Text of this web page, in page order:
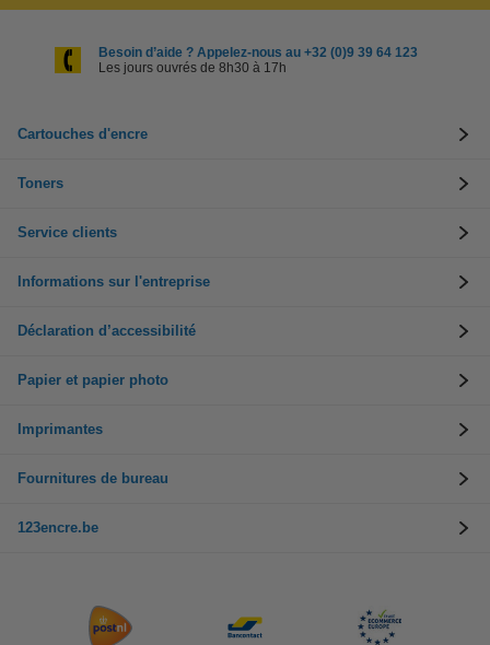
Besoin d’aide ? Appelez-nous au +32 (0)9 39 64 123
Les jours ouvrés de 8h30 à 17h
Cartouches d'encre
Toners
Service clients
Informations sur l'entreprise
Déclaration d’accessibilité
Papier et papier photo
Imprimantes
Fournitures de bureau
123encre.be